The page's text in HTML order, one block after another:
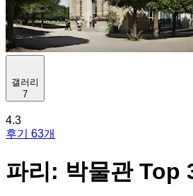
갤러리
7
4.3
후기 63개
파리: 박물관 Top